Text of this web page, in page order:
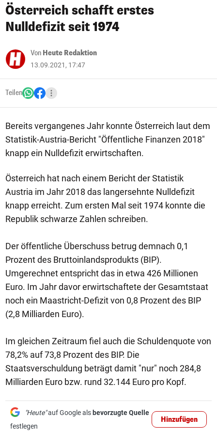
Österreich schafft erstes
Nulldefizit seit 1974
Von Heute Redaktion
13.09.2021, 17:47
Teilen
Bereits vergangenes Jahr konnte Österreich laut dem
Statistik-Austria-Bericht "Öffentliche Finanzen 2018"
knapp ein Nulldefizit erwirtschaften.
Österreich hat nach einem Bericht der Statistik
Austria im Jahr 2018 das langersehnte Nulldefizit
knapp erreicht. Zum ersten Mal seit 1974 konnte die
Republik schwarze Zahlen schreiben.
Der öffentliche Überschuss betrug demnach 0,1
Prozent des Bruttoinlandsprodukts (BIP).
Umgerechnet entspricht das in etwa 426 Millionen
Euro. Im Jahr davor erwirtschaftete der Gesamtstaat
noch ein Maastricht-Defizit von 0,8 Prozent des BIP
(2,8 Milliarden Euro).
Im gleichen Zeitraum fiel auch die Schuldenquote von
78,2% auf 73,8 Prozent des BIP. Die
Staatsverschuldung beträgt damit "nur" noch 284,8
Milliarden Euro bzw. rund 32.144 Euro pro Kopf.
"Heute"auf Google als bevorzugte Quelle
festlegen
Hinzufügen